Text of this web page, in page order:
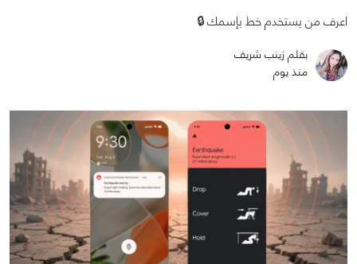
اعرف من يستخدم خط بإسمك 🔒
بقلم زينب شريف
منذ يوم